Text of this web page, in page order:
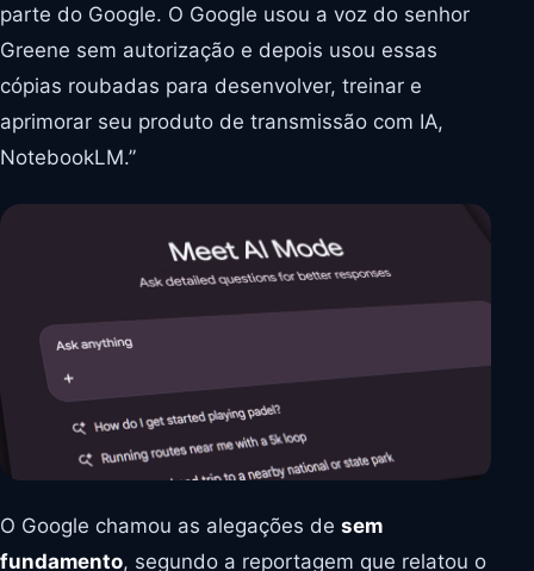
parte do Google. O Google usou a voz do senhor
Greene sem autorização e depois usou essas
cópias roubadas para desenvolver, treinar e
aprimorar seu produto de transmissão com IA,
NotebookLM.”
O Google chamou as alegações de sem
fundamento, segundo a reportagem que relatou o